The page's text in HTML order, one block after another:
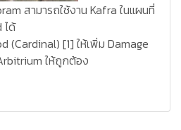
สามารถใช้งาน Kafra ในแผนที่
ได้
(Cardinal) [1] ให้เพิ่ม Damage
ให้ถูกต้อง